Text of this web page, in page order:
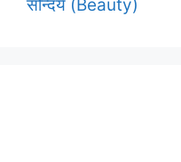
सौन्दर्य (Beauty)